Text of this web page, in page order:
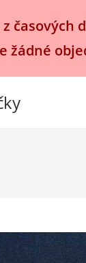
časových
žádné